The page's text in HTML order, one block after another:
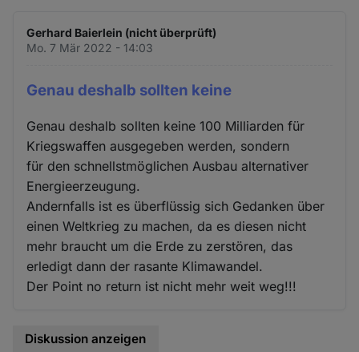
Gerhard Baierlein (nicht überprüft)
Mo. 7 Mär 2022 - 14:03
Genau deshalb sollten keine
Genau deshalb sollten keine 100 Milliarden für
Kriegswaffen ausgegeben werden, sondern
für den schnellstmöglichen Ausbau alternativer
Energieerzeugung.
Andernfalls ist es überflüssig sich Gedanken über
einen Weltkrieg zu machen, da es diesen nicht
mehr braucht um die Erde zu zerstören, das
erledigt dann der rasante Klimawandel.
Der Point no return ist nicht mehr weit weg!!!
Diskussion anzeigen